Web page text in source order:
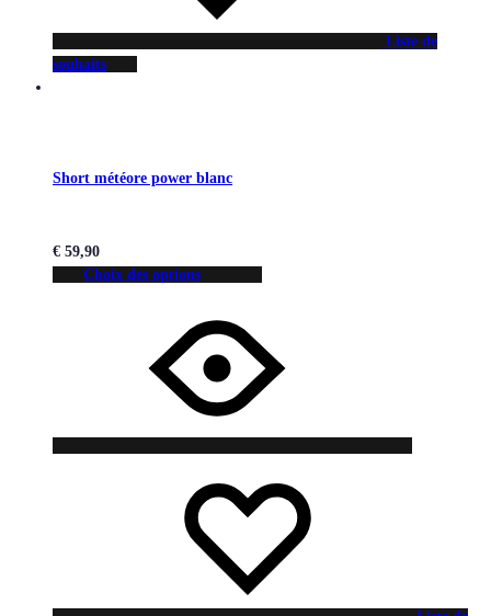
Liste de
souhaits
Short météore power blanc
€ 59,90
Choix des options